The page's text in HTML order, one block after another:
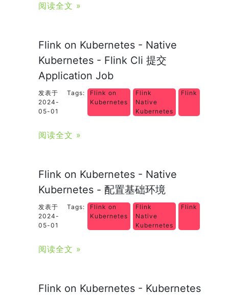
阅读全文 »
Flink on Kubernetes - Native
Kubernetes - Flink Cli 提交
Application Job
发表于
2024-
05-01
Tags:
Flink on
Kubernetes
Flink
Native
Kubernetes
Flink
阅读全文 »
Flink on Kubernetes - Native
Kubernetes - 配置基础环境
发表于
2024-
05-01
Tags:
Flink on
Kubernetes
Flink
Native
Kubernetes
Flink
阅读全文 »
Flink on Kubernetes - Kubernetes